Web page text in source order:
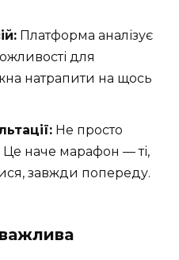
Платформа аналізує
для
натрапити на щось
Не просто
Це наче марафон — ті,
завжди попереду.